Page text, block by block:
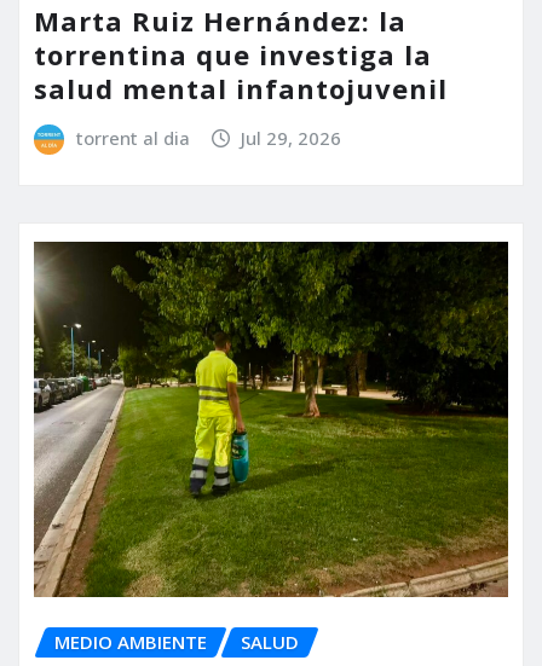
Marta Ruiz Hernández: la
torrentina que investiga la
salud mental infantojuvenil
torrent al dia Jul 29, 2026
MEDIO AMBIENTE SALUD